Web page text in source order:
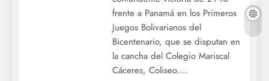
frente a Panamá en los Primeros
Juegos Bolivarianos del
Bicentenario, que se disputan en
la cancha del Colegio Mariscal
Cáceres, Coliseo….